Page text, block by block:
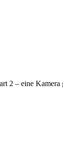
2 – eine